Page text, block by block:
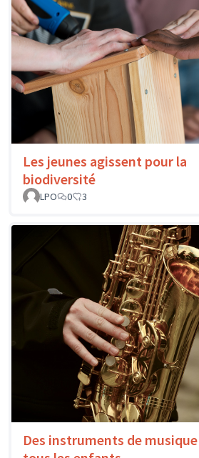
Les jeunes agissent pour la
biodiversité
LPO
0 3
Des instruments de